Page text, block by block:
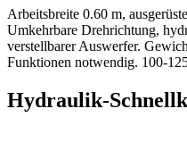
Arbeitsbreite 0.60 m,
Umkehrbare Drehrichtung,
verstellbarer Auswerfer.
Funktionen notwendig. 100-
Hydraulik-